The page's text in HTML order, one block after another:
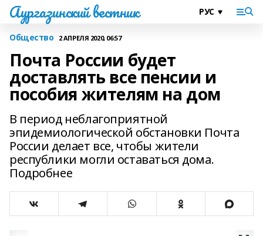
Аургазинский вестник
Общество 2 АПРЕЛЯ 2020, 06:57
Почта России будет
доставлять все пенсии и
пособия жителям на дом
В период неблагоприятной
эпидемиологической обстановки Почта
России делает все, чтобы жители
республики могли оставаться дома.
Подробнее